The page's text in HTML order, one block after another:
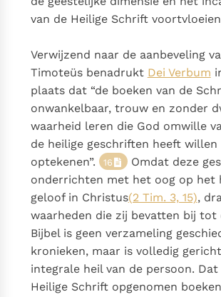
van de Heilige Schrift
Verwijzend naar de aanbeveling
Timoteüs benadrukt Dei Verbum
plaats dat “de boeken van de
onwankelbaar, trouw en zonder
waarheid leren die God omwille
de heilige geschriften heeft willen
optekenen”.
16
Omdat deze
onderrichten met het oog op het
geloof in Christus(2 Tim. 3, 15),
waarheden die zij bevatten bij tot
Bijbel is geen verzameling
kronieken, maar is volledig
integrale heil van de persoon.
Heilige Schrift opgenomen